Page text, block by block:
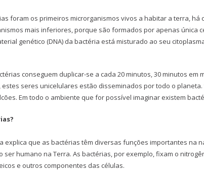
foram os primeiros microrganismos vivos a habitar a terra, há
mais inferiores, porque são formados por apenas única
genético (DNA) da bactéria está misturado ao seu
conseguem duplicar-se a cada 20 minutos, 30 minutos em
seres unicelulares estão disseminados por todo o planeta.
Em todo o ambiente que for possível imaginar existem
explica que as bactérias têm diversas funções importantes na
ser humano na Terra. As bactérias, por exemplo, fixam o
e outros componentes das células.